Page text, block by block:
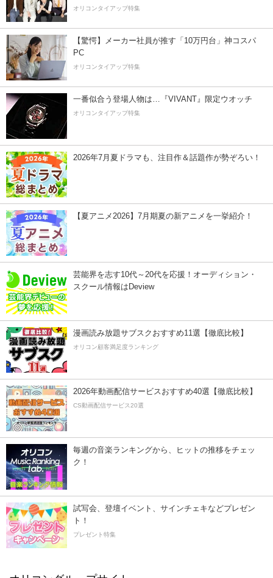
オリコンタイアップ特集
【驚愕】メーカー社員が推す「10万円台」神コスパ
PC
オリコンタイアップ特集
一番似合う登場人物は…『VIVANT』限定ウオッチ
オリコンタイアップ特集
2026年7月夏ドラマも、注目作＆話題作が勢ぞろい！
【夏アニメ2026】7月期夏の新アニメを一挙紹介！
芸能界を志す10代～20代を応援！オーディション・
スクール情報はDeview
漫画読み放題サブスクおすすめ11選【徹底比較】
オリコン顧客満足度ランキング
2026年動画配信サービスおすすめ40選【徹底比較】
CS動画配信サービス20選
毎週の音楽ランキングから、ヒットの推移をチェッ
ク！
試写会、登壇イベント、サインチェキなどプレゼン
ト！
プレゼント特集